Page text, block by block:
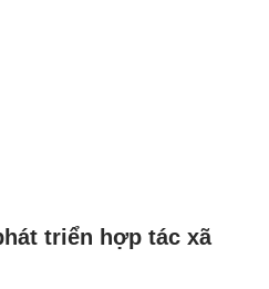
triển hợp tác xã